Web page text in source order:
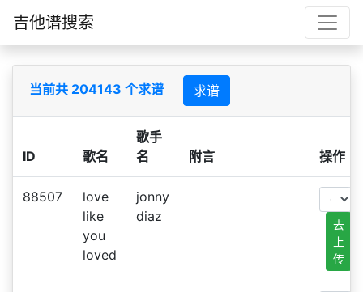
吉他谱搜索
当前共 204143 个求谱 求谱
ID 歌名
歌手
名
附言 操作
88507
love
like
you
loved
jonny
diaz
去
上
传